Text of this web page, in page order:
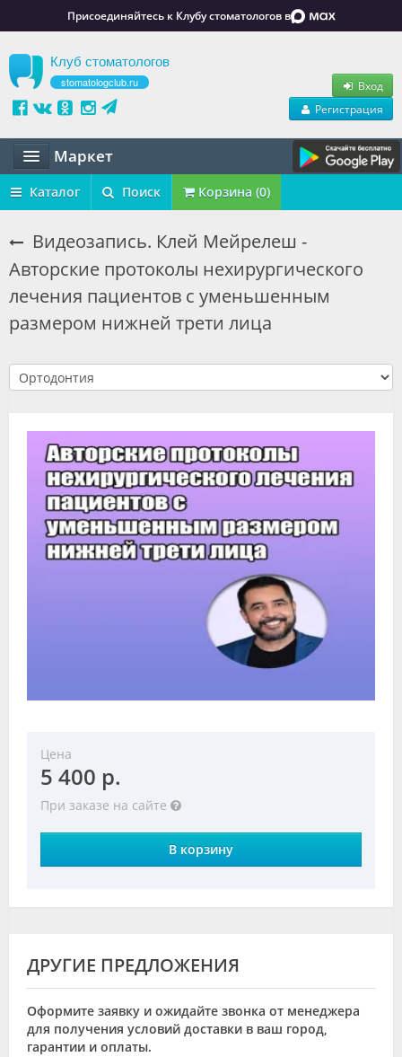
Присоединяйтесь к Клубу стоматологов в
Клуб стоматологов
stomatologclub.ru
Вход
Регистрация
Маркет
Статьи
Обучение
Вакансии
Объявления
Форум
Клиники
Специалисты
Каталог Поиск Корзина (0)
Видеозапись. Клей Мейрелеш -
Авторские протоколы нехирургического
лечения пациентов с уменьшенным
размером нижней трети лица
Цена
5 400 р.
При заказе на сайте
В корзину
ДРУГИЕ ПРЕДЛОЖЕНИЯ
Оформите заявку и ожидайте звонка от менеджера
для получения условий доставки в ваш город,
гарантии и оплаты.